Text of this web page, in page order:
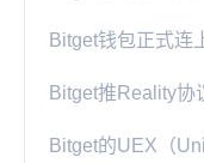
Bitget钱包正式连
Bitget推Reality协
Bitget的UEX（